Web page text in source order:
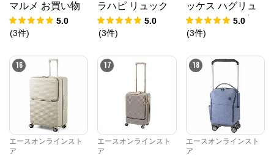
マルメ お買い物
キャリー 27L 359
83
5.0
(3件)
ラハピ リュック
A4 14.0インチPC
16212
5.0
(3件)
ッケス ハグリュ
ック A4サイズ 1
4.0インチPC収納
5.0
(3件)
16
エースオンラインスト
ア
17
エースオンラインスト
ア
18
エースオンラインスト
ア